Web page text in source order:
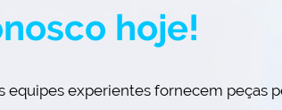
hoje!
experientes fornecem peças